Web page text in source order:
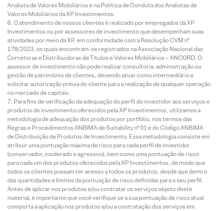
Analista de Valores Mobiliários e na Política de Conduta dos Analistas de
Valores Mobiliários da XP Investimentos.
O atendimento de nossos clientes é realizado por empregados da XP
Investimentos ou por assessores de investimento que desempenham suas
atividades por meio da XP, em conformidade com a Resolução CVM nº
178/2023, os quais encontram-se registrados na Associação Nacional das
Corretoras e Distribuidoras de Títulos e Valores Mobiliários – ANCORD. O
assessor de investimento não pode realizar consultoria, administração ou
gestão de patrimônio de clientes, devendo atuar como intermediário e
solicitar autorização prévia do cliente para a realização de qualquer operação
no mercado de capitais.
Para fins de verificação da adequação do perfil do investidor aos serviços e
produtos de investimento oferecidos pela XP Investimentos, utilizamos a
metodologia de adequação dos produtos por portfólio, nos termos das
Regras e Procedimentos ANBIMA de Suitability nº 01 e do Código ANBIMA
de Distribuição de Produtos de Investimento. Essa metodologia consiste em
atribuir uma pontuação máxima de risco para cada perfil de investidor
(conservador, moderado e agressivo), bem como uma pontuação de risco
para cada um dos produtos oferecidos pela XP Investimentos, de modo que
todos os clientes possam ter acesso a todos os produtos, desde que dentro
das quantidades e limites da pontuação de risco definidas para o seu perfil.
Antes de aplicar nos produtos e/ou contratar os serviços objeto deste
material, é importante que você verifique se a sua pontuação de risco atual
comporta a aplicação nos produtos e/ou a contratação dos serviços em